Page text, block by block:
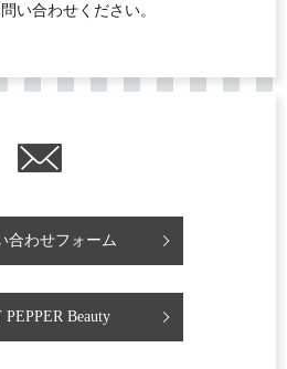
い合わせください。
合わせフォーム
PEPPER Beauty